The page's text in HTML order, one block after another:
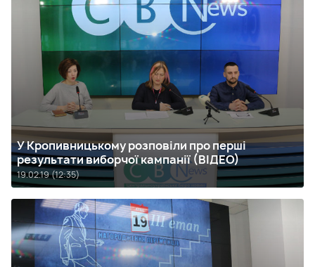
У Кропивницькому розповіли про перші
результати виборчої кампанії (ВІДЕО)
19.02.19 (12:35)